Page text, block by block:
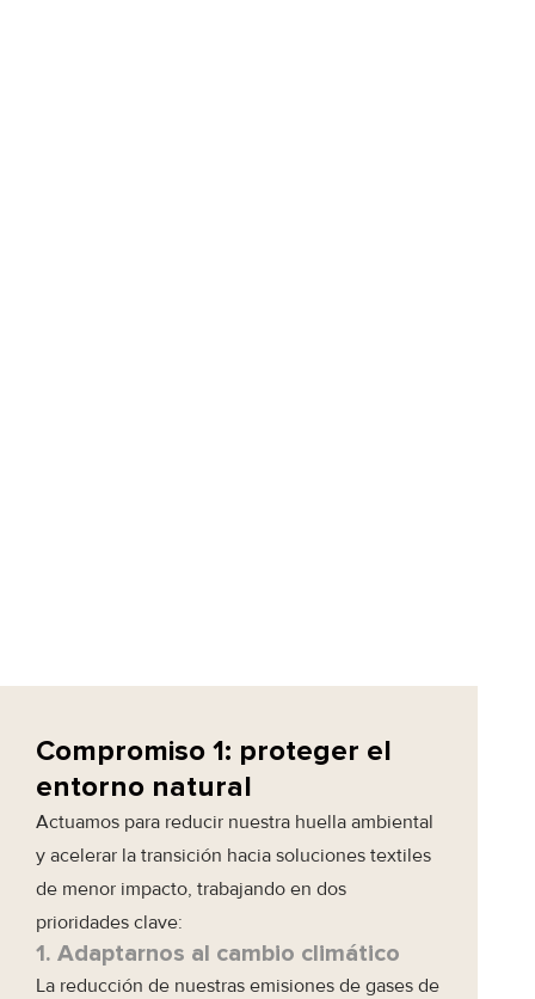
Compromiso 1: proteger el
entorno natural
Actuamos para reducir nuestra huella ambiental
y acelerar la transición hacia soluciones textiles
de menor impacto, trabajando en dos
prioridades clave:
1. Adaptarnos al cambio climático
La reducción de nuestras emisiones de gases de